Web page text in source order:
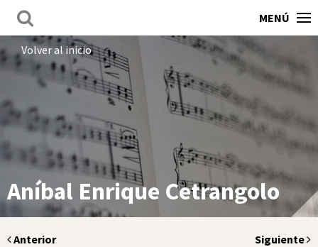
MENÚ
Volver al inicio
Aníbal Enrique Cetrangolo
Anterior Siguiente